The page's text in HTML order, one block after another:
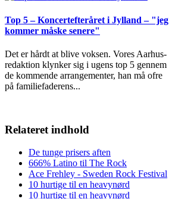
Top 5 – Koncertefteråret i Jylland – "jeg
kommer måske senere"
Det er hårdt at blive voksen. Vores Aarhus-
redaktion klynker sig i ugens top 5 gennem
de kommende arrangementer, han må ofre
på familiefaderens...
Relateret indhold
De tunge prisers aften
666% Latino til The Rock
Ace Frehley - Sweden Rock Festival
10 hurtige til en heavynørd
10 hurtige til en heavynørd